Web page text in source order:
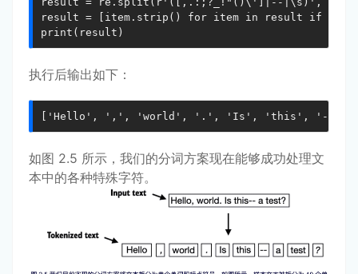
result = [item.strip() for item in result if
print(result)
执行后输出如下：
['Hello', ',', 'world', '.', 'Is', 'this', '--',
如图 2.5 所示，我们的分词方案现在能够成功处理文
本中的各种特殊字符。